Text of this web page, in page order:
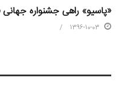
«پاسیو» راهی جشنواره
1396-10-03